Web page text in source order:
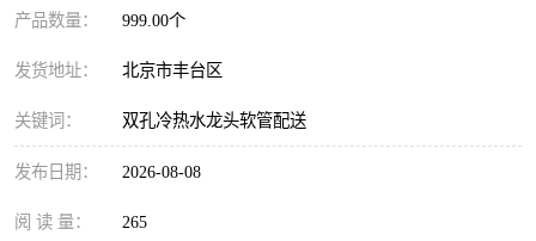
产品数量： 999.00个
发货地址： 北京市丰台区
关键词： 双孔冷热水龙头软管配送
发布日期： 2026-08-08
阅 读 量： 265